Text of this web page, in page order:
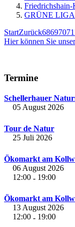
GRÜNE LIGA
StartZurück68697071
Hier können Sie
Termine
Schellerhauer
05 August 2026
Tour de Natur
25 Juli 2026
Ökomarkt am
06 August 2026
12:00 - 19:00
Ökomarkt am
13 August 2026
12:00 - 19:00